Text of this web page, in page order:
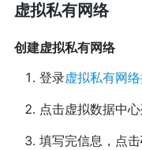
虚拟私有网络
创建虚拟私有网络
登录虚拟私有网
点击虚拟数据中
填写完信息，点击